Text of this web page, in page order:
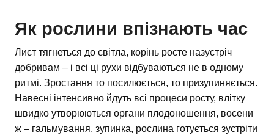
Як рослини впізнають час
Лист тягнеться до світла, корінь росте назустріч
добривам – і всі ці рухи відбуваються не в одному
ритмі. Зростання то посилюється, то призупиняється.
Навесні інтенсивно йдуть всі процеси росту, влітку
швидко утворюються органи плодоношення, восени
ж – гальмування, зупинка, рослина готується зустріти